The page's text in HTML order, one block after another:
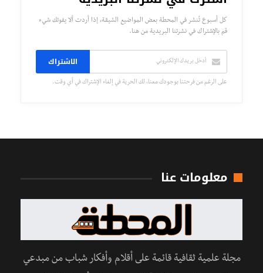
كل أسبوع تُنشر في المحطة بعض المواضيع الشيقة، إذا أردت ألا يفوتك شيء
قم بالإشتراك في نشرتنا البريدية من هنا.
الاشتراك
على الرغم من فرحتنا بوجودك معنا، لك الحرية في إلغاء الإشتراك في أي وقت.
معلومات عنا
مجلة علمية ثقافية قائمة على أقلام وأفكار شباب من مبدعي